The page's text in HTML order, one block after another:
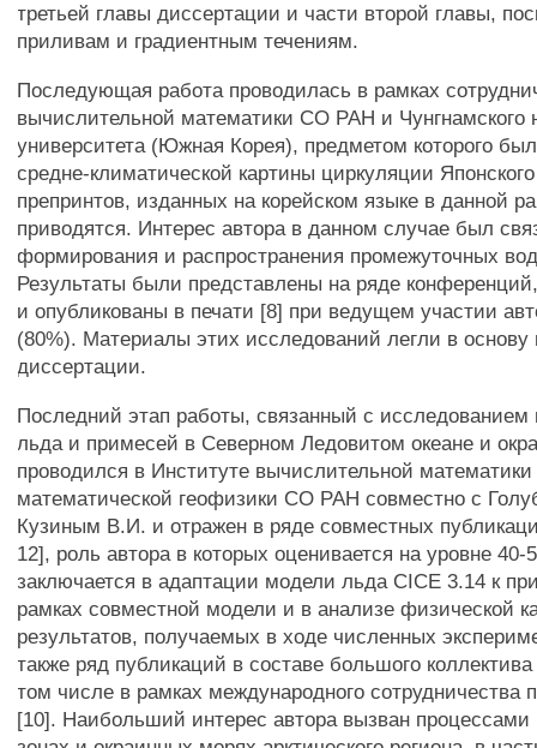
третьей главы диссертации и части второй главы,
приливам и градиентным течениям.
Последующая работа проводилась в рамках
вычислительной математики СО РАН и Чунгнамского
университета (Южная Корея), предметом которого
средне-климатической картины циркуляции
препринтов, изданных на корейском языке в данной
приводятся. Интерес автора в данном случае был
формирования и распространения промежуточных
Результаты были представлены на ряде
и опубликованы в печати [8] при ведущем участии
(80%). Материалы этих исследований легли в основу
диссертации.
Последний этап работы, связанный с исследованием
льда и примесей в Северном Ледовитом океане и
проводился в Институте вычислительной
математической геофизики СО РАН совместно с
Кузиным В.И. и отражен в ряде совместных
12], роль автора в которых оценивается на уровне 40-
заключается в адаптации модели льда CICE 3.14 к
рамках совместной модели и в анализе физической
результатов, получаемых в ходе численных
также ряд публикаций в составе большого
том числе в рамках международного сотрудничества
[10]. Наибольший интерес автора вызван